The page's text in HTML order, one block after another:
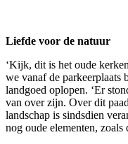
Liefde voor de natuur
‘Kijk, dit is het oude
we vanaf de parkeerplaats
landgoed oplopen. ‘Er
van over zijn. Over dit
landschap is sindsdien
nog oude elementen,